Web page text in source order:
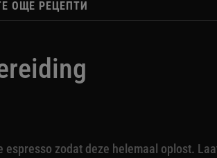
ОЩЕ РЕЦЕПТИ
espresso zodat deze helemaal oplost.